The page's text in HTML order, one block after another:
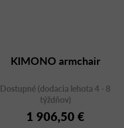
KIMONO armchair
Dostupné (dodacia lehota 4 - 8
týždňov)
1 906,50 €